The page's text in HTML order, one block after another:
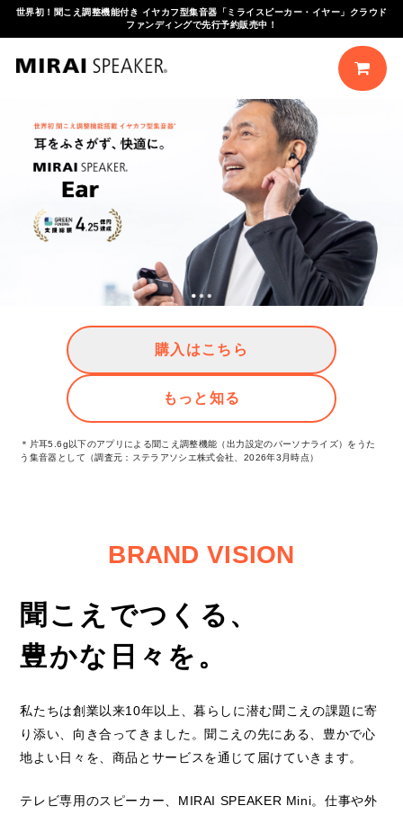
世界初！聞こえ調整機能付き イヤカフ型集音器「ミライスピーカー・イヤー」クラウド
ファンディングで先行予約販売中！
製
購
購入はこちら
もっと知る
＊片耳5.6g以下のアプリによる聞こえ調整機能（出力設定のパーソナライズ）をうた
う集音器として（調査元：ステラアソシエ株式会社、2026年3月時点）
BRAND VISION
聞こえでつくる、
豊かな日々を。
私たちは創業以来10年以上、暮らしに潜む聞こえの課題に寄
り添い、向き合ってきました。 聞こえの先にある、豊かで心
地よい日々を、 商品とサービスを通じて届けていきます。
テレビ専用のスピーカー、MIRAI SPEAKER Mini。 仕事や外